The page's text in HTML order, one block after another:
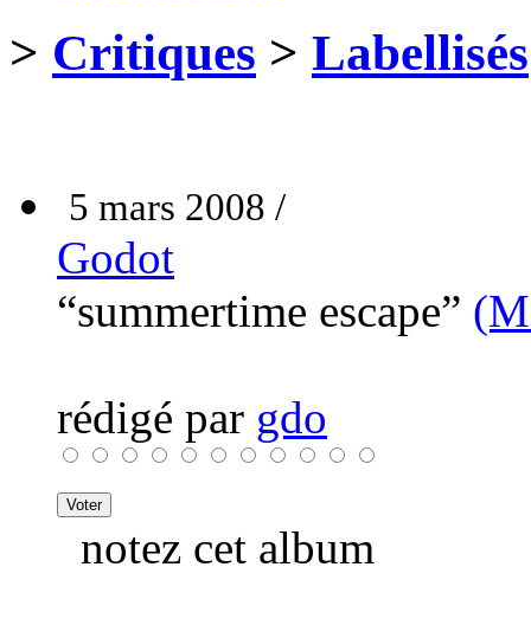
> Critiques > Labellisés
5 mars 2008 /
Godot
“summertime escape”
rédigé par gdo
notez cet album